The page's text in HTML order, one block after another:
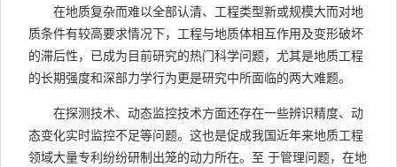
在地质复杂而难以全部认清、工程类型新或规模大而对地
质条件有较高要求情况下，工程与地质体相互作用及变形破坏
的滞后性，已成为目前研究的热门科学问题，尤其是地质工程
的长期强度和深部力学行为更是研究中所面临的两大难题。
在探测技术、动态监控技术方面还存在一些辨识精度、动
态变化实时监控不足等问题。这也是促成我国近年来地质工程
领域大量专利纷纷研制出笼的动力所在。至 于管理问题，在地